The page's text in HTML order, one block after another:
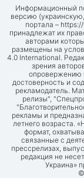
Информационный
версию
портала –
принадлежат их
авторами
размещены на
4.0 International.
зрения
опровержению
достоверность и
рекламодатель.
релизы",
рекламы и
летнего возраста.
формат,
связанные с
прессрелизах,
редакция не
Украина»